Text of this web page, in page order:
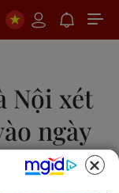
Nội xét
ngày